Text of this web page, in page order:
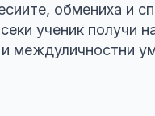
обмениха и
ученик получи
междуличностни